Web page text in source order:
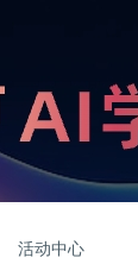
活动中心